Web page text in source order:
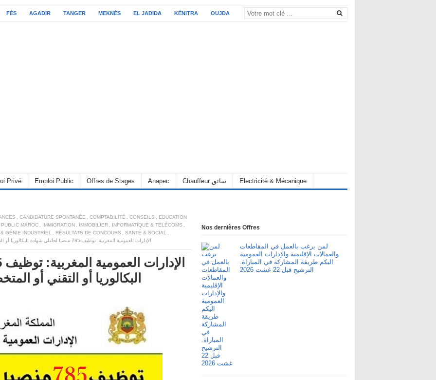
FÈS AGADIR TANGER MEKNÈS EL JADIDA KÉNITRA OUJDA
Privé Emploi Public Offres de Stages Anapec Chauffeur سائق Electricité & Mécanique
CANDIDATURE SPONTANÉE COMPTABILITÉ CONSEILS
EDUCATION
MAROC
IMMIGRATION IMMOBILIER INFORMATIQUE & TÉLÉCOMS
GÉNIE INDUSTRIEL
RÉSULTATS DE CONCOURS SANTÉ & SOCIAL
الإدارات العمومية المغربية: توظيف 785 منصبا لحاملي شهادة البكالوريا أو التقني أو المتخصص بعدة جماعات محلية
البكالوريا أو التقني أو
Nos dernières Offres
لمن يرغب بالعمل في المقاطعات
والعمالات الإقليمية والإدارات العمومية
اليكم طريقة المشاركة في المباراة.
الترشيح قبل 22 غشت 2026